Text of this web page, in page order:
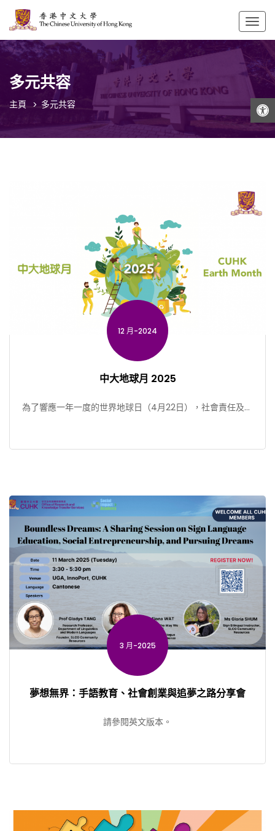
打開工具欄
多元共容
主頁 多元共容
12 月-2024
中大地球月 2025
為了響應一年一度的世界地球日（4月22日），社會責任及可
3 月-2025
夢想無界：手語教育、社會創業與追夢之路分享會
請參閱英文版本。